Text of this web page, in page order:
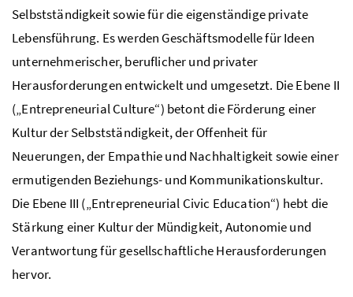
Selbstständigkeit sowie für die eigenständige private
Lebensführung. Es werden Geschäftsmodelle für Ideen
unternehmerischer, beruflicher und privater
Herausforderungen entwickelt und umgesetzt. Die Ebene II
(„Entrepreneurial Culture“) betont die Förderung einer
Kultur der Selbstständigkeit, der Offenheit für
Neuerungen, der Empathie und Nachhaltigkeit sowie einer
ermutigenden Beziehungs- und Kommunikationskultur.
Die Ebene III („Entrepreneurial Civic Education“) hebt die
Stärkung einer Kultur der Mündigkeit, Autonomie und
Verantwortung für gesellschaftliche Herausforderungen
hervor.